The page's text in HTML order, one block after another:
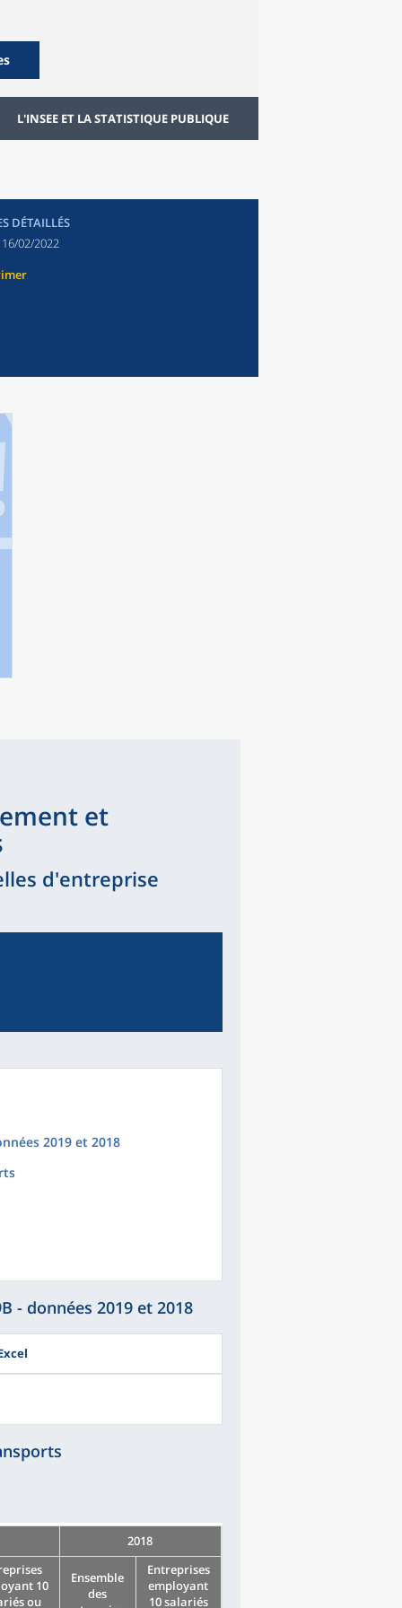
L'INSEE ET LA STATISTIQUE PUBLIQUE
DÉTAILLÉS
16/02/2022
et
d'entreprise
2019 et 2018
- données 2019 et 2018
2018
10
ou
Ensemble
des
Entreprises
employant
10 salariés